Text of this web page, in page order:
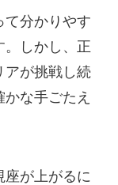
て分かりやす
。しかし、正
アが挑戦し続
な手ごたえ
座が上がるに